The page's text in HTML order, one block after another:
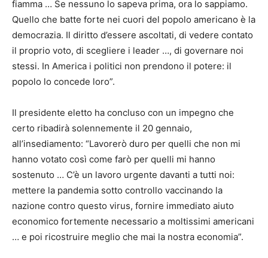
fiamma … Se nessuno lo sapeva prima, ora lo sappiamo.
Quello che batte forte nei cuori del popolo americano è la
democrazia. Il diritto d’essere ascoltati, di vedere contato
il proprio voto, di scegliere i leader …, di governare noi
stessi. In America i politici non prendono il potere: il
popolo lo concede loro”.
Il presidente eletto ha concluso con un impegno che
certo ribadirà solennemente il 20 gennaio,
all’insediamento: “Lavorerò duro per quelli che non mi
hanno votato così come farò per quelli mi hanno
sostenuto … C’è un lavoro urgente davanti a tutti noi:
mettere la pandemia sotto controllo vaccinando la
nazione contro questo virus, fornire immediato aiuto
economico fortemente necessario a moltissimi americani
… e poi ricostruire meglio che mai la nostra economia”.